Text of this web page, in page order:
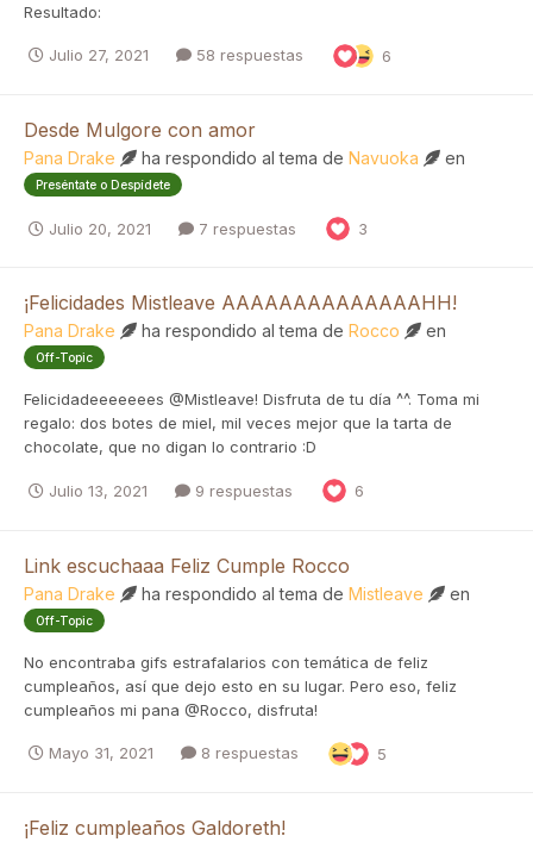
Resultado:
Julio 27, 2021 58 respuestas 6
Desde Mulgore con amor
Pana Drake ha respondido al tema de Navuoka en
Preséntate o Despídete
Julio 20, 2021 7 respuestas 3
¡Felicidades Mistleave AAAAAAAAAAAAAAHH!
Pana Drake ha respondido al tema de Rocco en
Off-Topic
Felicidadeeeeeees @Mistleave! Disfruta de tu día ^^. Toma mi
regalo: dos botes de miel, mil veces mejor que la tarta de
chocolate, que no digan lo contrario :D
Julio 13, 2021 9 respuestas 6
Link escuchaaa Feliz Cumple Rocco
Pana Drake ha respondido al tema de Mistleave en
Off-Topic
No encontraba gifs estrafalarios con temática de feliz
cumpleaños, así que dejo esto en su lugar. Pero eso, feliz
cumpleaños mi pana @Rocco, disfruta!
Mayo 31, 2021 8 respuestas 5
¡Feliz cumpleaños Galdoreth!